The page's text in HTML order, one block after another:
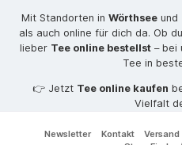
Mit Standorten in Wörthsee und
als auch online für dich da. Ob
lieber Tee online bestellst– bei
Tee in
👉 Jetzt Tee online kaufen
Vielfalt
Newsletter Kontakt